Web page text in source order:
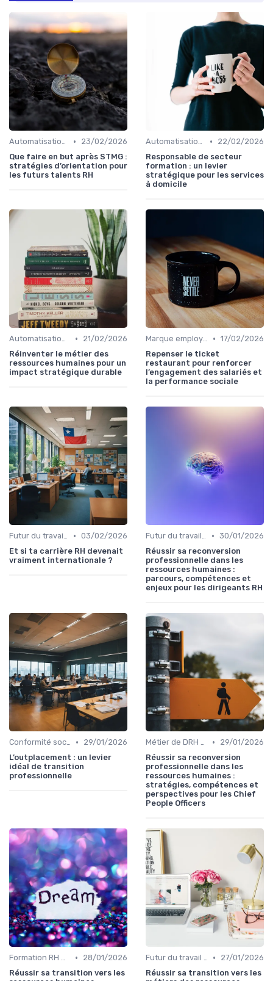
Automatisation des processus RH •
23/02/2026
Que faire en but après STMG :
stratégies d’orientation pour
les futurs talents RH
Automatisation des processus RH •
22/02/2026
Responsable de secteur
formation : un levier
stratégique pour les services
à domicile
Automatisation des processus RH •
21/02/2026
Réinventer le métier des
ressources humaines pour un
impact stratégique durable
Marque employeur & attractivité • 17/02/2026
Repenser le ticket
restaurant pour renforcer
l’engagement des salariés et
la performance sociale
Futur du travail & tendances RH • 03/02/2026
Et si ta carrière RH devenait
vraiment internationale ?
Futur du travail & tendances RH • 30/01/2026
Réussir sa reconversion
professionnelle dans les
ressources humaines :
parcours, compétences et
enjeux pour les dirigeants RH
Conformité sociale & droit du travail •
29/01/2026
L’outplacement : un levier
idéal de transition
professionnelle
Métier de DRH & responsabilités •
29/01/2026
Réussir sa reconversion
professionnelle dans les
ressources humaines :
stratégies, compétences et
perspectives pour les Chief
People Officers
Formation RH & upskilling •
28/01/2026
Réussir sa transition vers les
Futur du travail & tendances RH •
27/01/2026
Réussir sa transition vers les